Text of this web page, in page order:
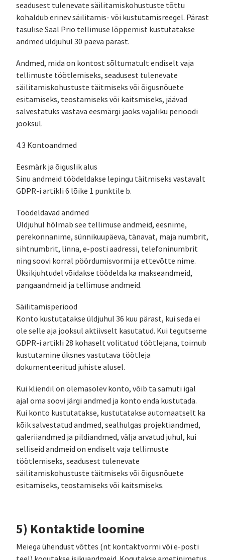
seadusest tulenevate säilitamiskohustuste tõttu
kohaldub erinev säilitamis- või kustutamisreegel. Pärast
tasulise Saal Prio tellimuse lõppemist kustutatakse
andmed üldjuhul 30 päeva pärast.
Andmed, mida on kontost sõltumatult endiselt vaja
tellimuste töötlemiseks, seadusest tulenevate
säilitamiskohustuste täitmiseks või õigusnõuete
esitamiseks, teostamiseks või kaitsmiseks, jäävad
salvestatuks vastava eesmärgi jaoks vajaliku perioodi
jooksul.
4.3 Kontoandmed
Eesmärk ja õiguslik alus
Sinu andmeid töödeldakse lepingu täitmiseks vastavalt
GDPR-i artikli 6 lõike 1 punktile b.
Töödeldavad andmed
Üldjuhul hõlmab see tellimuse andmeid, eesnime,
perekonnanime, sünnikuupäeva, tänavat, maja numbrit,
sihtnumbrit, linna, e-posti aadressi, telefoninumbrit
ning soovi korral pöördumisvormi ja ettevõtte nime.
Üksikjuhtudel võidakse töödelda ka makseandmeid,
pangaandmeid ja tellimuse andmeid.
Säilitamisperiood
Konto kustutatakse üldjuhul 36 kuu pärast, kui seda ei
ole selle aja jooksul aktiivselt kasutatud. Kui tegutseme
GDPR-i artikli 28 kohaselt volitatud töötlejana, toimub
kustutamine üksnes vastutava töötleja
dokumenteeritud juhiste alusel.
Kui kliendil on olemasolev konto, võib ta samuti igal
ajal oma soovi järgi andmed ja konto enda kustutada.
Kui konto kustutatakse, kustutatakse automaatselt ka
kõik salvestatud andmed, sealhulgas projektiandmed,
galeriiandmed ja pildiandmed, välja arvatud juhul, kui
selliseid andmeid on endiselt vaja tellimuste
töötlemiseks, seadusest tulenevate
säilitamiskohustuste täitmiseks või õigusnõuete
esitamiseks, teostamiseks või kaitsmiseks.
5) Kontaktide loomine
Meiega ühendust võttes (nt kontaktvormi või e-posti